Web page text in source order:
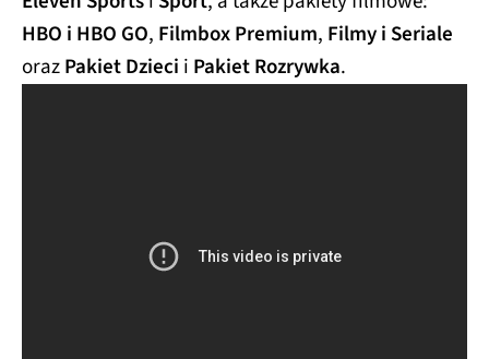
HBO i HBO GO, Filmbox Premium, Filmy i Seriale
orazPakiet Dzieci i Pakiet Rozrywka.